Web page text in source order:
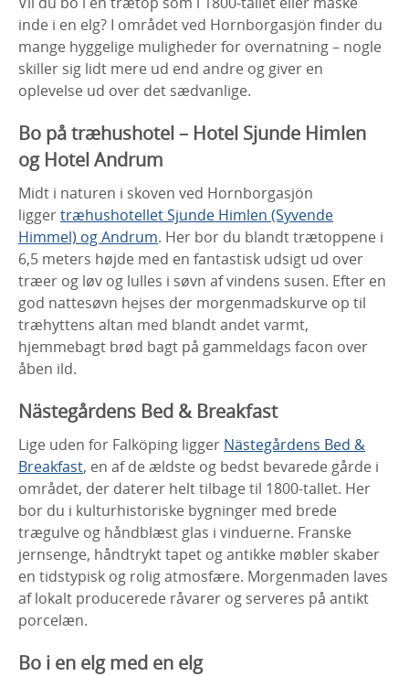
inde i en elg? I området ved Hornborgasjön finder du
mange hyggelige muligheder for overnatning – nogle
skiller sig lidt mere ud end andre og giver en
oplevelse ud over det sædvanlige.
Bo på træhushotel – Hotel Sjunde Himlen
og Hotel Andrum
Midt i naturen i skoven ved Hornborgasjön
liggertræhushotellet Sjunde Himlen (Syvende
Himmel) og Andrum. Her bor du blandt trætoppene i
6,5 meters højde med en fantastisk udsigt ud over
træer og løv og lulles i søvn af vindens susen. Efter en
god nattesøvn hejses der morgenmadskurve op til
træhyttens altan med blandt andet varmt,
hjemmebagt brød bagt på gammeldags facon over
åben ild.
Nästegårdens Bed & Breakfast
Lige uden for Falköping ligger Nästegårdens Bed &
Breakfast, en af de ældste og bedst bevarede gårde i
området, der daterer helt tilbage til 1800-tallet. Her
bor du i kulturhistoriske bygninger med brede
trægulve og håndblæst glas i vinduerne. Franske
jernsenge, håndtrykt tapet og antikke møbler skaber
en tidstypisk og rolig atmosfære. Morgenmaden laves
af lokalt producerede råvarer og serveres på antikt
porcelæn.
Bo i en elg med en elg